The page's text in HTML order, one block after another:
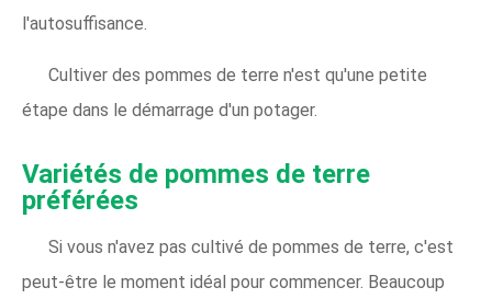
l'autosuffisance.
Cultiver des pommes de terre n'est qu'une petite
étape dans le démarrage d'un potager.
Variétés de pommes de terre
préférées
Si vous n'avez pas cultivé de pommes de terre, c'est
peut-être le moment idéal pour commencer. Beaucoup